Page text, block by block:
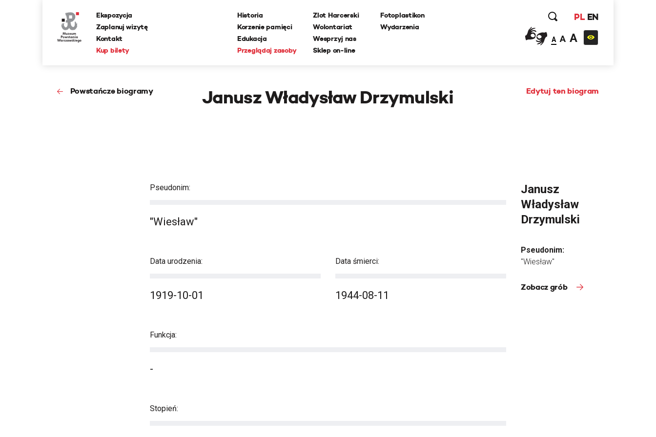
Ekspozycja
Zaplanuj wizytę
Kontakt
Kup bilety
Historia
Korzenie pamięci
Edukacja
Przeglądaj zasoby
Zlot Harcerski
Wolontariat
Wesprzyj nas
Sklep on-line
Fotoplastikon
Wydarzenia
PL EN
A A A
Powstańcze biogramy Edytuj ten biogram
Janusz Władysław Drzymulski
Pseudonim:
"Wiesław"
Data urodzenia:
1919-10-01
Data śmierci:
1944-08-11
Funkcja:
-
Stopień:
Janusz
Władysław
Drzymulski
Pseudonim:
"Wiesław"
Zobacz grób